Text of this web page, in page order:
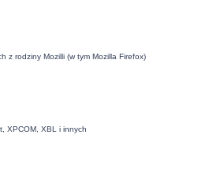
z rodziny Mozilli (w tym Mozilla Firefox)
XPCOM, XBL i innych